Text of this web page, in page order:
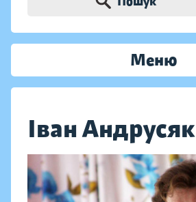
Меню
Іван Андрусяк